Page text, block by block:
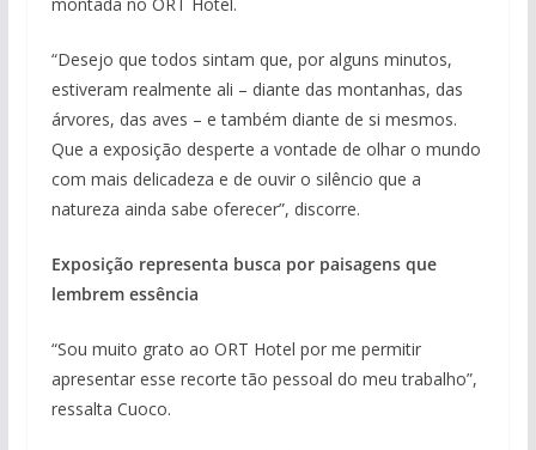
“Desejo que todos sintam que, por alguns minutos,
estiveram realmente ali – diante das montanhas, das
árvores, das aves – e também diante de si mesmos.
Que a exposição desperte a vontade de olhar o mundo
com mais delicadeza e de ouvir o silêncio que a
natureza ainda sabe oferecer”, discorre.
Exposição representa busca por paisagens que
lembrem essência
“Sou muito grato ao ORT Hotel por me permitir
apresentar esse recorte tão pessoal do meu trabalho”,
ressalta Cuoco.